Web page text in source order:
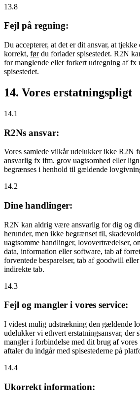
13.8
Fejl på regning:
Du accepterer, at det er dit ansvar, at
korrekt, førdu forlader spisestedet. R2N
for manglende eller forkert udregning af fx
spisestedet.
14. Vores erstatningspligt
14.1
R2Ns ansvar:
Vores samlede vilkår udelukker ikke R2N
ansvarlig fx ifm. grov uagtsomhed eller
begrænses i henhold til gældende
14.2
Dine handlinger:
R2N kan aldrig være ansvarlig for dig og
herunder, men ikke begrænset til,
uagtsomme handlinger, lovovertrædelser,
data, information eller software, tab af
forventede besparelser, tab af goodwill
indirekte tab.
14.3
Fejl og mangler i vores service:
I videst mulig udstrækning den gældende
udelukker vi ethvert erstatningsansvar, der
mangler i forbindelse med dit brug af
aftaler du indgår med spisestederne på
14.4
Ukorrekt information: